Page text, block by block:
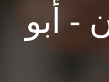
- أبو